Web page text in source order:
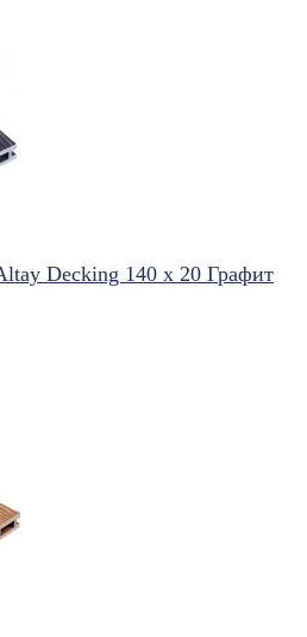
Decking 140 х 20 Графит